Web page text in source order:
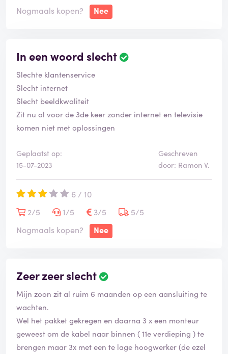
Nogmaals kopen?
Nee
In een woord slecht
Slechte klantenservice
Slecht internet
Slecht beeldkwaliteit
Zit nu al voor de 3de keer zonder internet en televisie
komen niet met oplossingen
Geplaatst op:
15-07-2023
Geschreven
door: Ramon V.
6 / 10
2/5
1/5 3/5
5/5
Nogmaals kopen?
Nee
Zeer zeer slecht
Mijn zoon zit al ruim 6 maanden op een aansluiting te
wachten.
Wel het pakket gekregen en daarna 3 x een monteur
geweest om de kabel naar binnen ( 11e verdieping ) te
brengen maar 3x met een te lage hoogwerker (de ezel